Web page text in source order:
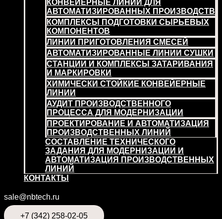
КОНВЕЙЕРНЫЕ ЛИНИИ ДЛЯ
АВТОМАТИЗИРОВАННЫХ ПРОИЗВОДСТВ
КОМПЛЕКСЫ ПОДГОТОВКИ СЫРЬЕВЫХ
КОМПОНЕНТОВ
ЛИНИИ ПРИГОТОВЛЕНИЯ СМЕСЕЙ
АВТОМАТИЗИРОВАННЫЕ ЛИНИИ СУШКИ
СТАНЦИИ И КОМПЛЕКСЫ ЗАТАРИВАНИЯ
И МАРКИРОВКИ
ХИМИЧЕСКИ СТОЙКИЕ КОНВЕЙЕРНЫЕ
ЛИНИИ
АУДИТ ПРОИЗВОДСТВЕННОГО
ПРОЦЕССА ДЛЯ МОДЕРНИЗАЦИИ
ПРОЕКТИРОВАНИЕ И АВТОМАТИЗАЦИЯ
ПРОИЗВОДСТВЕННЫХ ЛИНИЙ
СОСТАВЛЕНИЕ ТЕХНИЧЕСКОГО
ЗАДАНИЯ ДЛЯ МОДЕРНИЗАЦИИ И
АВТОМАТИЗАЦИЯ ПРОИЗВОДСТВЕННЫХ
ЛИНИЙ
КОНТАКТЫ
sale@nbtech.ru
+7 (342) 258-02-05